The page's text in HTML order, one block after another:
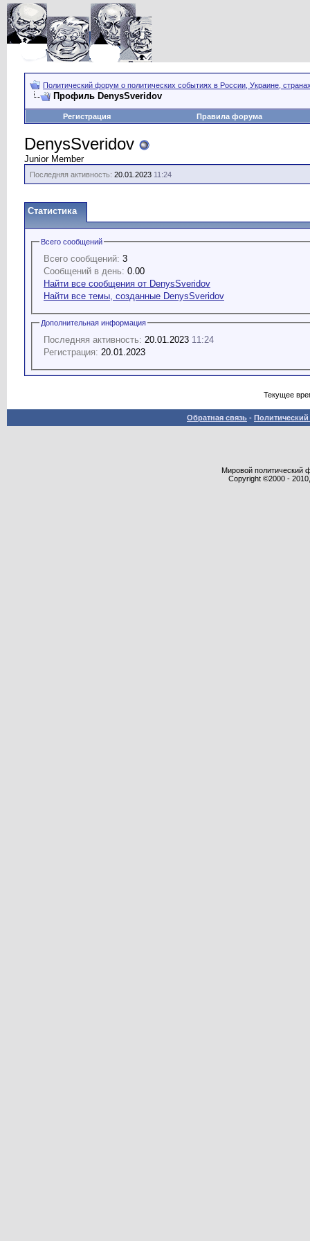
Политический форум о политических событиях в России, Украине,
Профиль DenysSveridov
Регистрация Правила форума
DenysSveridov
Junior Member
Последняя активность: 20.01.2023 11:24
Статистика
Всего сообщений
Всего сообщений: 3
Сообщений в день: 0.00
Найти все сообщения от DenysSveridov
Найти все темы, созданные DenysSveridov
Дополнительная информация
Последняя активность: 20.01.2023 11:24
Регистрация: 20.01.2023
Текущее
Обратная связь -
Мировой политический
Copyright ©2000 -